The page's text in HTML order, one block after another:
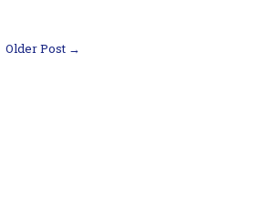
Older Post →